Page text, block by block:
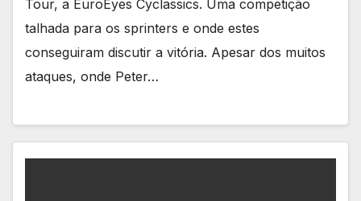
Tour, a EuroEyes Cyclassics. Uma competição
talhada para os sprinters e onde estes
conseguiram discutir a vitória. Apesar dos muitos
ataques, onde Peter…